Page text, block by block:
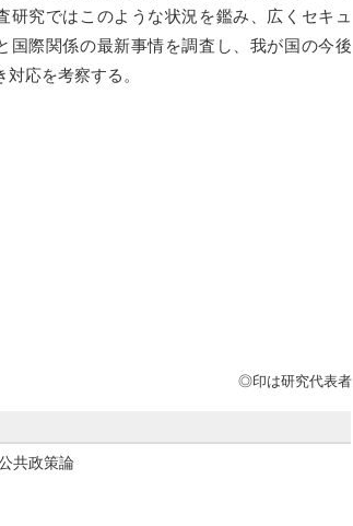
研究ではこのような状況を鑑み、広くセキュ
国際関係の最新事情を調査し、我が国の今後
対応を考察する。
◎印は研究代表者
共政策論